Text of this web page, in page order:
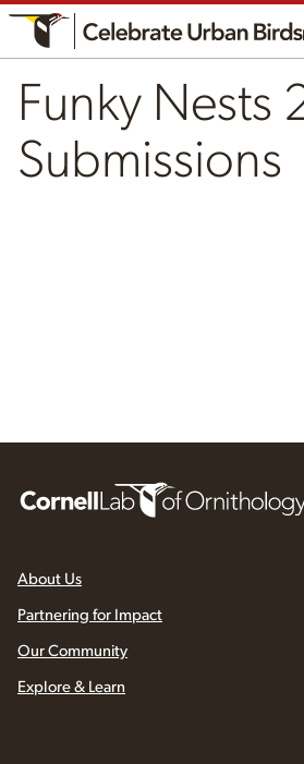
Funky Nests
Submissions
About Us
Partnering for Impact
Our Community
Explore & Learn